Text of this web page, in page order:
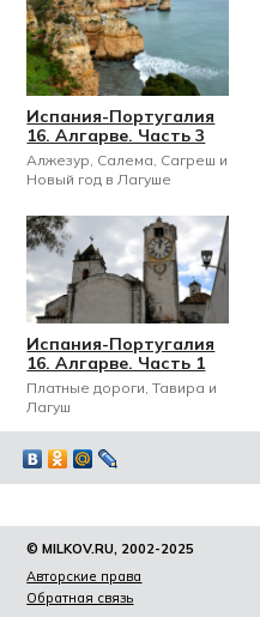
Испания-Португалия
16. Алгарве. Часть 3
Алжезур, Салема, Сагреш и
Новый год в Лагуше
Испания-Португалия
16. Алгарве. Часть 1
Платные дороги, Тавира и
Лагуш
© MILKOV.RU, 2002-2025
Авторские права
Обратная связь